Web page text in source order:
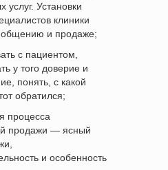
услуг. Установки
клиники
и продаже;
с пациентом,
у того доверие и
понять, с какой
обратился;
процесса
продажи — ясный
и особенность